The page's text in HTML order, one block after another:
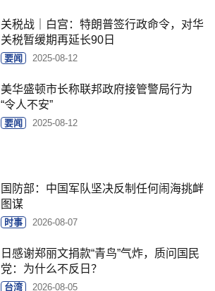
关税战｜白宫：特朗普签行政命令，对华
关税暂缓期再延长90日
要闻 2025-08-12
美华盛顿市长称联邦政府接管警局行为
“令人不安”
要闻 2025-08-12
国防部：中国军队坚决反制任何闹海挑衅
图谋
时事 2026-08-07
日感谢郑丽文捐款“青鸟”气炸，质问国民
党：为什么不反日？
台湾 2026-08-05